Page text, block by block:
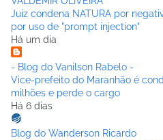
Juiz condena NATURA por
por uso de "prompt injection"
Há um dia
- Blog do Vanilson Rabelo -
Vice-prefeito do Maranhão é
milhões e perde o cargo
Há 6 dias
Blog do Wanderson Ricardo